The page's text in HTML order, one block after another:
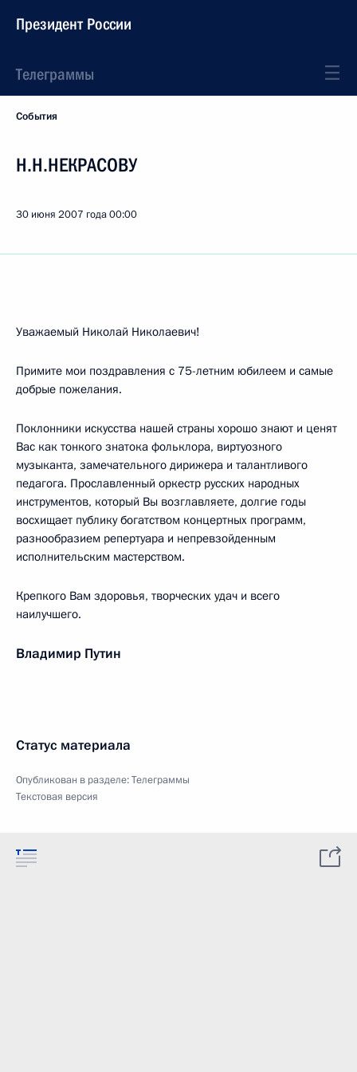
Президент России
Телеграммы
События
Н.Н.НЕКРАСОВУ
30 июня 2007 года00:00
Уважаемый Николай Николаевич!
Примите мои поздравления с 75-летним юбилеем и самые
добрые пожелания.
Поклонники искусства нашей страны хорошо знают и ценят
Вас как тонкого знатока фольклора, виртуозного
музыканта, замечательного дирижера и талантливого
педагога. Прославленный оркестр русских народных
инструментов, который Вы возглавляете, долгие годы
восхищает публику богатством концертных программ,
разнообразием репертуара и непревзойденным
исполнительским мастерством.
Крепкого Вам здоровья, творческих удач и всего
наилучшего.
Владимир Путин
Статус материала
Опубликован в разделе:Телеграммы
Текстовая версия